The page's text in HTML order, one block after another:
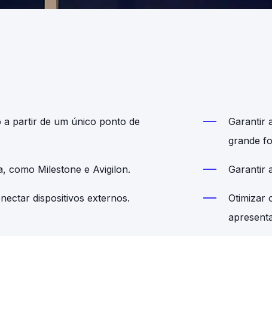
a partir de um único ponto de
como Milestone e Avigilon.
dispositivos externos.
Garantir
grande
Garantir
Otimizar